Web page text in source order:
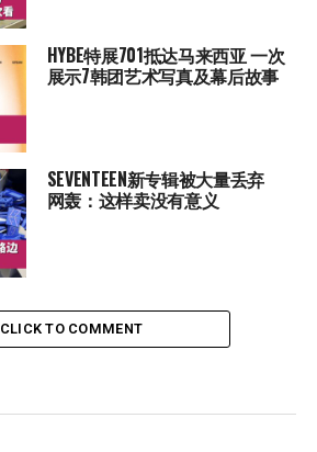
HYBE特展701抵达马来西亚 一次
展示7韩团艺术写真及幕后故事
SEVENTEEN新专辑被大量丢弃
网轰：这样卖没有意义
CLICK TO COMMENT